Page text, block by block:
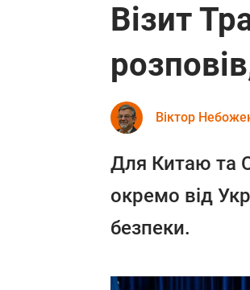
Візит
Віктор
Для Китаю та
окремо від
безпеки.